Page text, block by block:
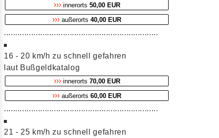
›››innerorts 50,00 EUR
››› außerorts 40,00 EUR
....................................................................
16 - 20 km/h zu schnell gefahren
laut Bußgeldkatalog
›››innerorts 70,00 EUR
››› außerorts 60,00 EUR
....................................................................
21 - 25 km/h zu schnell gefahren